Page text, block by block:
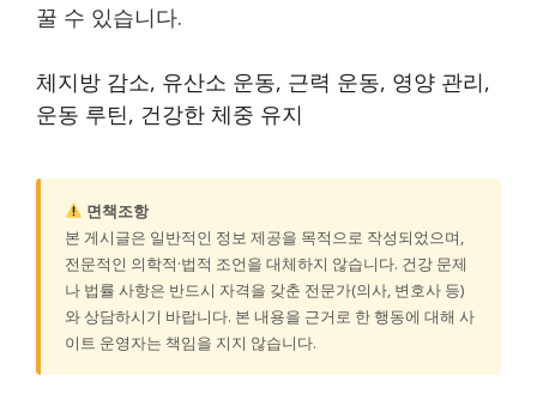
꿀 수 있습니다.
체지방 감소, 유산소 운동, 근력 운동, 영양 관리,
운동 루틴, 건강한 체중 유지
면책조항
본 게시글은 일반적인 정보 제공을 목적으로 작성되었으며,
전문적인 의학적·법적 조언을 대체하지 않습니다. 건강 문제
나 법률 사항은 반드시 자격을 갖춘 전문가(의사, 변호사 등)
와 상담하시기 바랍니다. 본 내용을 근거로 한 행동에 대해 사
이트 운영자는 책임을 지지 않습니다.